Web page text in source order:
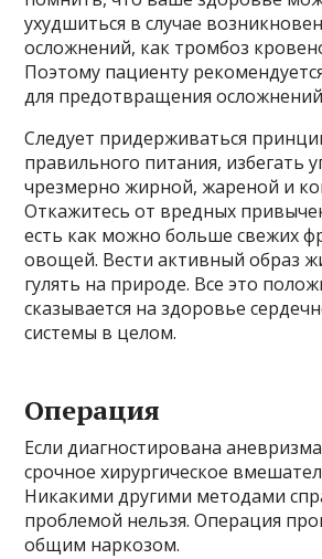
ухудшиться в случае
осложнений, как тромбоз
Поэтому пациенту
для предотвращения
Следует придерживаться
правильного питания, избегать
чрезмерно жирной, жареной и
Откажитесь от вредных
есть как можно больше свежих
овощей. Вести активный образ
гулять на природе. Все это
сказывается на здоровье
системы в целом.
Операция
Если диагностирована
срочное хирургическое
Никакими другими методами
проблемой нельзя. Операция
общим наркозом.